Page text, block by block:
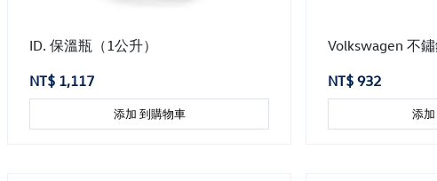
ID. 保溫瓶（1公升）
NT$ 1,117
添加 到購物車
Volkswagen 不
NT$ 932